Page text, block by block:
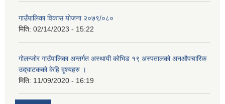
गाउँपालिका विकास योजना २०७९/०८०
मिति: 02/14/2023 - 15:22
गोलन्जोर गाउँपालिका अन्तर्गत अस्थायी कोभिड १९ अस्पतालको अनऔपचारिक
उद्‌घाटकको केहि दृश्यहरु ।
मिति: 11/09/2020 - 16:19